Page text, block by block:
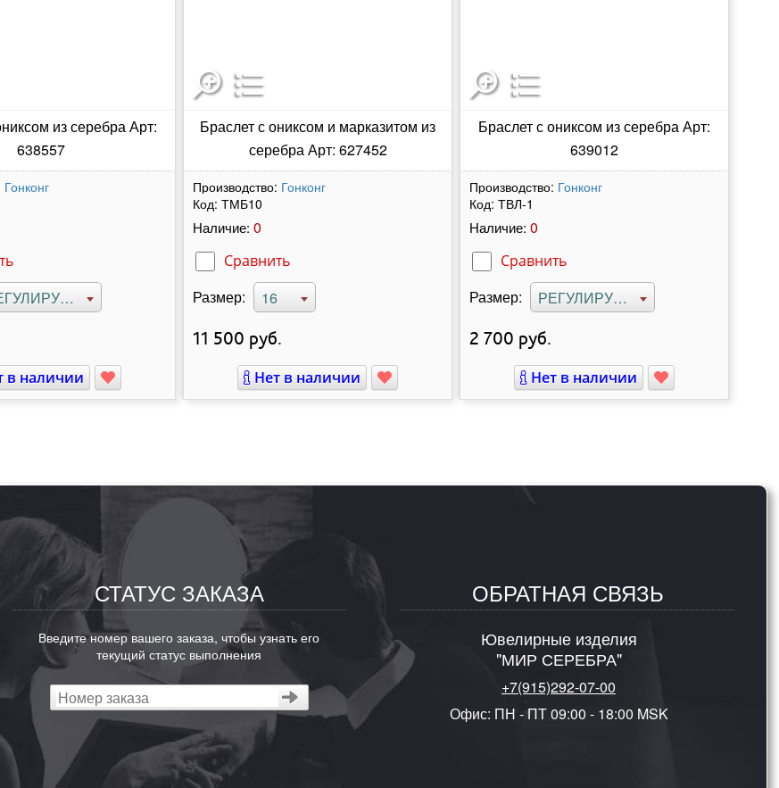
из серебра Арт:
638557
Гонконг
РЕГУЛИРУЕМЫЙ
в наличии
Браслет с ониксом и марказитом из
серебра Арт: 627452
Производство: Гонконг
Код: ТМБ10
Наличие: 0
Сравнить
Размер: 16
11 500 руб.
Нет в наличии
Браслет с ониксом из серебра Арт:
639012
Производство: Гонконг
Код: ТВЛ-1
Наличие: 0
Сравнить
Размер: РЕГУЛИРУЕМЫЙ
2 700 руб.
Нет в наличии
СТАТУС ЗАКАЗА
Введите номер вашего заказа, чтобы узнать его
текущий статус выполнения
ОБРАТНАЯ СВЯЗЬ
Ювелирные изделия
"МИР СЕРЕБРА"
+7(915)292-07-00
Офис: ПН - ПТ 09:00 - 18:00 MSK